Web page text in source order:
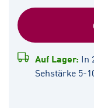
Auf Lager: In
Sehstärke 5-